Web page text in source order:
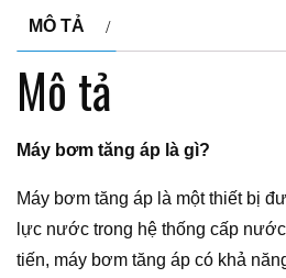
MÔ TẢ
Mô tả
Máy bơm tăng áp là gì?
Máy bơm tăng áp là một thiết bị
lực nước trong hệ thống cấp
tiến, máy bơm tăng áp có khả